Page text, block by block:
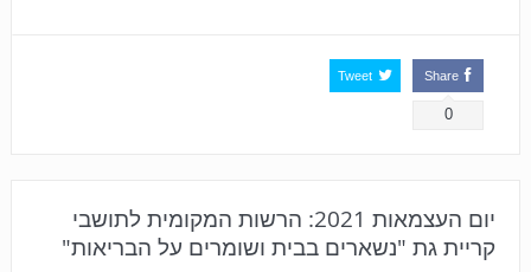
Share
0
Tweet
יום העצמאות 2021: הרשות המקומית לתושבי
קריית גת "נשארים בבית ושומרים על הבריאות"